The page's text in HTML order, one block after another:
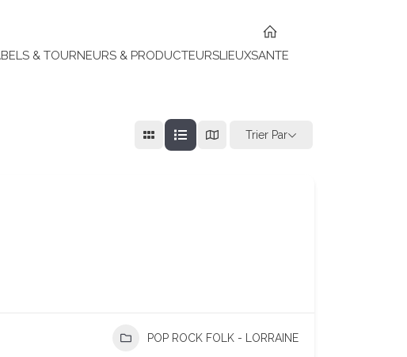
& TOURNEURS & PRODUCTEURSLIEUXSANTE
Trier Par
POP ROCK FOLK - LORRAINE